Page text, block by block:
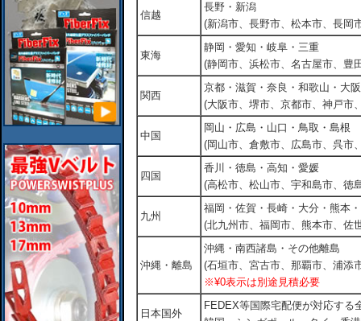
信越
長野・新潟
(新潟市、長野市、松本市、長岡
東海
静岡・愛知・岐阜・三重
(静岡市、浜松市、名古屋市、豊
関西
京都・滋賀・奈良・和歌山・大
(大阪市、堺市、京都市、神戸市
中国
岡山・広島・山口・鳥取・島根
(岡山市、倉敷市、広島市、呉市
四国
香川・徳島・高知・愛媛
(高松市、松山市、宇和島市、徳
九州
福岡・佐賀・長崎・大分・熊本
(北九州市、福岡市、熊本市、佐
沖縄・離島
沖縄・南西諸島・その他離島
(石垣市、宮古市、那覇市、浦添
※¥0表示は別途見積必要
日本国外
FEDEX等国際宅配便が対応す